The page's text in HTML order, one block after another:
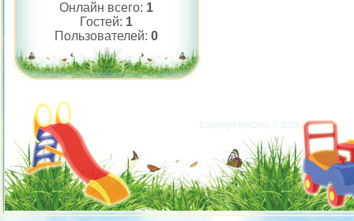
Онлайн всего: 1
Гостей: 1
Пользователей: 0
Copyright MyCorp © 2026